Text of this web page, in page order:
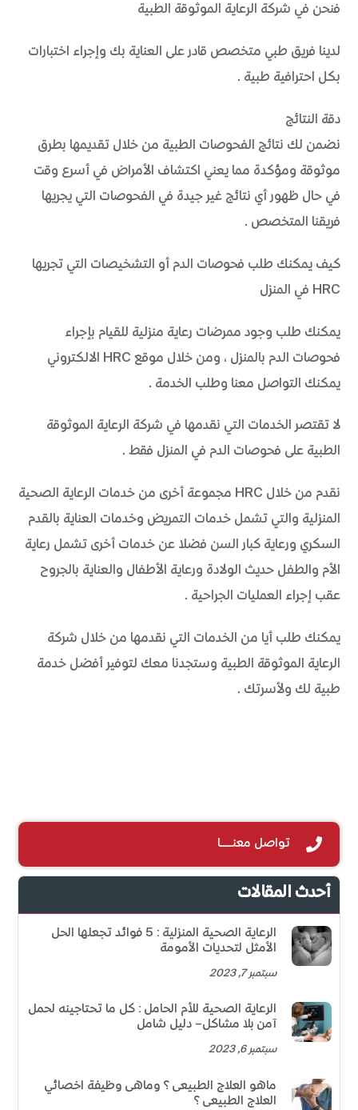
فنحن في شركة الرعاية الموثوقة الطبية
لدينا فريق طبي متخصص قادر على العناية بك وإجراء اختبارات
بكل احترافية طبية.
دقة النتائج
نضمن لك نتائج الفحوصات الطبية من خلال تقديمها بطرق
موثوقة ومؤكدة مما يعني اكتشاف الأمراض في أسرع وقت
في حال ظهور أي نتائج غير جيدة في الفحوصات التي يجريها
فريقنا المتخصص.
كيف يمكنك طلب فحوصات الدم أو التشخيصات التي تجريها
HRC في المنزل
يمكنك طلب وجود ممرضات رعاية منزلية للقيام بإجراء
فحوصات الدم بالمنزل، ومن خلال موقع HRC الالكتروني
يمكنك التواصل معنا وطلب الخدمة.
لا تقتصر الخدمات التي نقدمها في شركة الرعاية الموثوقة
الطبية على فحوصات الدم في المنزل فقط.
نقدم من خلال HRC مجموعة أخرى من خدمات الرعاية الصحية
المنزلية والتي تشمل خدمات التمريض وخدمات العناية بالقدم
السكري ورعاية كبار السن فضلا عن خدمات أخرى تشمل رعاية
الأم والطفل حديث الولادة ورعاية الأطفال والعناية بالجروح
عقب إجراء العمليات الجراحية.
يمكنك طلب أيا من الخدمات التي نقدمها من خلال شركة
الرعاية الموثوقة الطبية وستجدنا معك لتوفير أفضل خدمة
طبية لك ولأسرتك.
تواصل معنـــــا
أحدث المقالات
الرعاية الصحية المنزلية: 5 فوائد تجعلها الحل
الأمثل لتحديات الأمومة
سبتمبر 7, 2023
الرعاية الصحية للأم الحامل: كل ما تحتاجينه لحمل
آمن بلا مشاكل– دليل شامل
سبتمبر 6, 2023
ماهو العلاج الطبيعى؟ وماهى وظيفة اخصائي
العلاج الطبيعى؟